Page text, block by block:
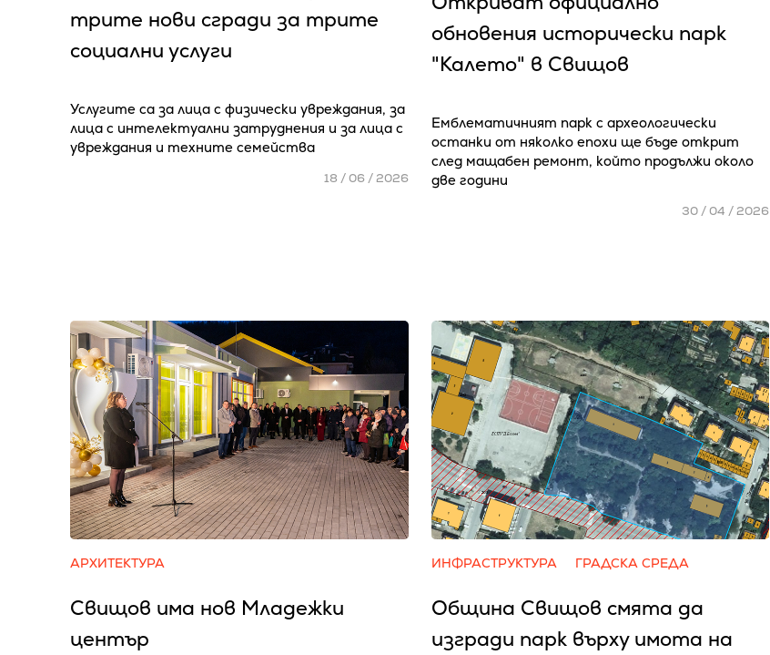
трите нови сгради за трите
социални услуги
Услугите са за лица с физически увреждания, за
лица с интелектуални затруднения и за лица с
увреждания и техните семейства
18 / 06 / 2026
обновения исторически парк
"Калето" в Свищов
Емблематичният парк с археологически
останки от няколко епохи ще бъде открит
след мащабен ремонт, който продължи около
две години
30 / 04 / 2026
АРХИТЕКТУРА
Свищов има нов Младежки
център
ИНФРАСТРУКТУРА ГРАДСКА СРЕДА
Община Свищов смята да
изгради парк върху имота на